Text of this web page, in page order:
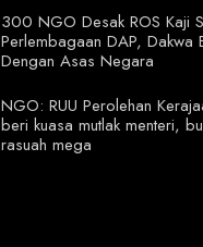
300 NGO Desak ROS Kaji
Perlembagaan DAP, Dakwa
Dengan Asas Negara
NGO: RUU Perolehan
beri kuasa mutlak menteri,
rasuah mega